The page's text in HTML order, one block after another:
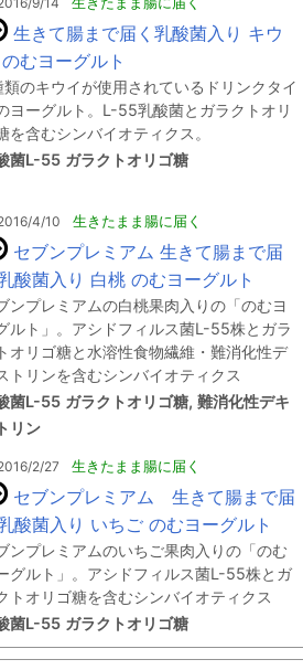
生きて腸まで届く乳酸菌入り キウ
むヨーグルト
類のキウイが使用されているドリンクタイ
ヨーグルト。L-55乳酸菌とガラクトオリ
を含むシンバイオティクス。
菌L-55 ガラクトオリゴ糖
4/10 生きたまま腸に届く
セブンプレミアム 生きて腸まで届
酸菌入り 白桃 のむヨーグルト
ンプレミアムの白桃果肉入りの「のむヨ
ルト」。アシドフィルス菌L-55株とガラ
オリゴ糖と水溶性食物繊維・難消化性デ
トリンを含むシンバイオティクス
菌L-55 ガラクトオリゴ糖, 難消化性デキ
リン
2/27 生きたまま腸に届く
セブンプレミアム 生きて腸まで届
酸菌入り いちご のむヨーグルト
ンプレミアムのいちご果肉入りの「のむ
グルト」。アシドフィルス菌L-55株とガ
トオリゴ糖を含むシンバイオティクス
菌L-55 ガラクトオリゴ糖